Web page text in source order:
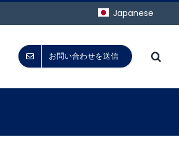
Japanese
お問い合わせを送信